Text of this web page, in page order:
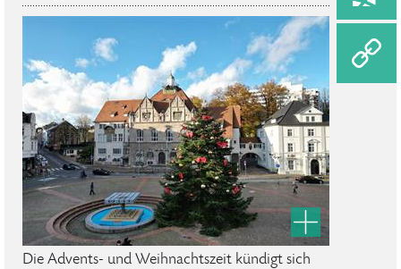
Die Advents- und Weihnachtszeit kündigt sich